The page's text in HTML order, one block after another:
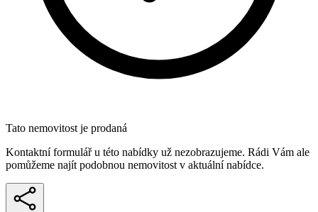
Tato nemovitost je prodaná
Kontaktní formulář u této nabídky už nezobrazujeme. Rádi Vám ale
pomůžeme najít podobnou nemovitost v aktuální nabídce.